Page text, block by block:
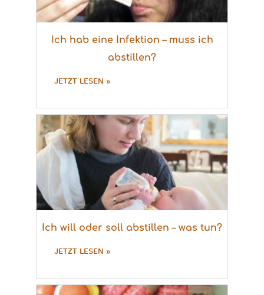
Ich hab eine Infektion – muss ich
abstillen?
JETZT LESEN »
Ich will oder soll abstillen – was tun?
JETZT LESEN »